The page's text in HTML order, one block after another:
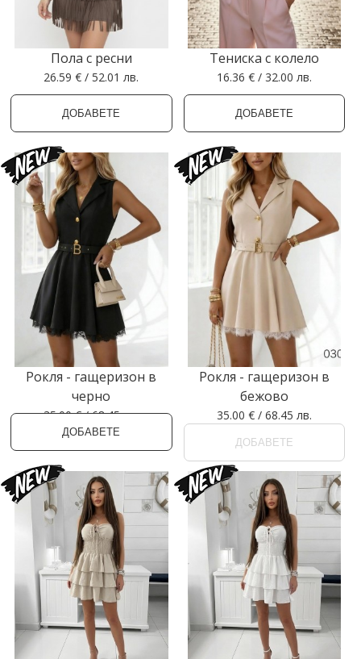
Пола с ресни
26.59 € / 52.01 лв.
ДОБАВЕТЕ
Тениска с колело
16.36 € / 32.00 лв.
ДОБАВЕТЕ
Рокля - гащеризон в
черно
35.00 € / 68.45 лв.
ДОБАВЕТЕ
Рокля - гащеризон в
бежово
35.00 € / 68.45 лв.
ДОБАВЕТЕ